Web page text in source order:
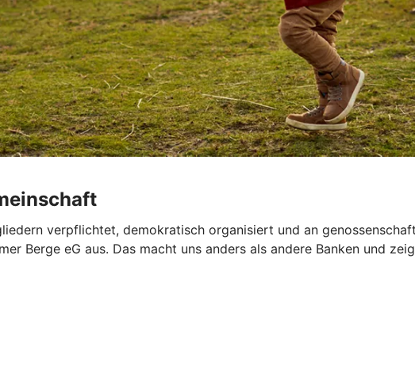
verpflichtet, demokratisch organisiert und an
Berge eG aus. Das macht uns anders als andere Banken und